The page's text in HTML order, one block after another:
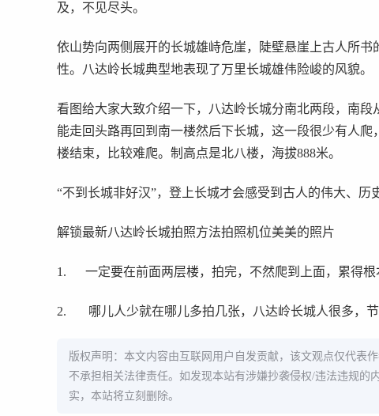
及，不见尽头。
依山势向两侧展开的长城雄峙危崖，陡壁悬崖上古人所
性。八达岭长城典型地表现了万里长城雄伟险峻的风貌。
看图给大家大致介绍一下，八达岭长城分南北两段，南
能走回头路再回到南一楼然后下长城，这一段很少有人
楼结束，比较难爬。制高点是北八楼，海拔888米。
“不到长城非好汉”，登上长城才会感受到古人的伟大、历
解锁最新八达岭长城拍照方法拍照机位美美的照片
1. 一定要在前面两层楼，拍完，不然爬到上面，累得根
2. 哪儿人少就在哪儿多拍几张，八达岭长城人很多，节
版权声明：本文内容由互联网用户自发贡献，该文观点仅代表
不承担相关法律责任。如发现本站有涉嫌抄袭侵权/违法违规的
实，本站将立刻删除。